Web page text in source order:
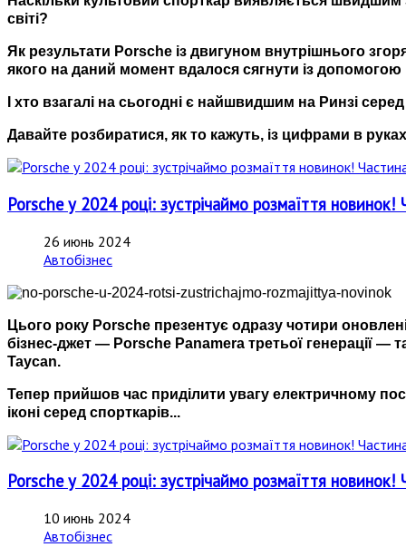
світі?
Як результати Porsche із двигуном внутрішнього
якого на даний момент вдалося сягнути із допомогою
І хто взагалі на сьогодні є найшвидшим на Ринзі
Давайте розбиратися, як то кажуть, із цифрами в
Porsche у 2024 році: зустрічаймо розмаїття новинок!
26 июнь 2024
Автобізнес
Цього року Porsche презентує одразу чотири
бізнес-джет — Porsche Panamera третьої генерації —
Taycan.
Тепер прийшов час приділити увагу електричному
іконі серед спорткарів...
Porsche у 2024 році: зустрічаймо розмаїття новинок!
10 июнь 2024
Автобізнес